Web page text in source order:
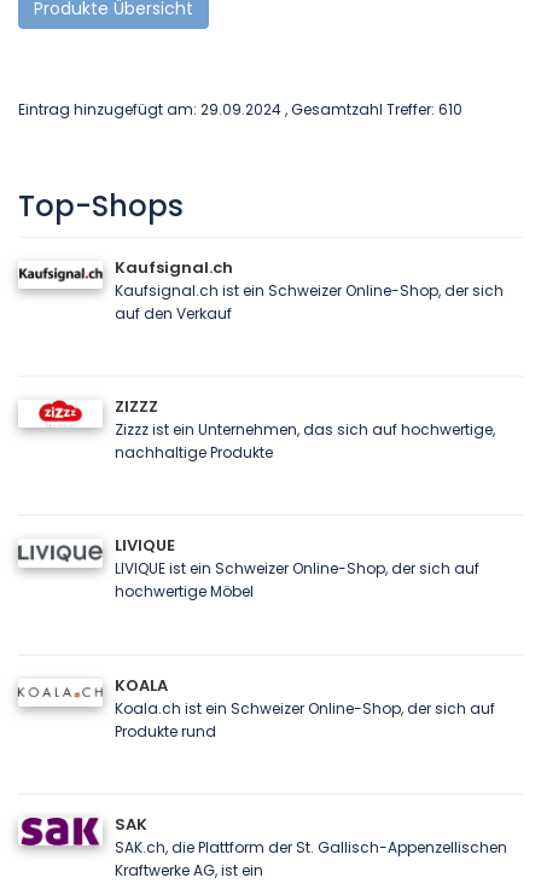
Produkte Übersicht
Eintrag hinzugefügt am: 29.09.2024 , Gesamtzahl Treffer: 610
Top-Shops
Kaufsignal.ch
Kaufsignal.ch ist ein Schweizer Online-Shop, der sich
auf den Verkauf
ZIZZZ
Zizzz ist ein Unternehmen, das sich auf hochwertige,
nachhaltige Produkte
LIVIQUE
LIVIQUE ist ein Schweizer Online-Shop, der sich auf
hochwertige Möbel
KOALA
Koala.ch ist ein Schweizer Online-Shop, der sich auf
Produkte rund
SAK
SAK.ch, die Plattform der St. Gallisch-Appenzellischen
Kraftwerke AG, ist ein